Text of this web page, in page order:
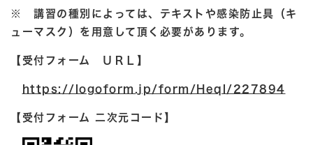
※ 講習の種別によっては、テキストや感染防止具（キ
ューマスク）を用意して頂く必要があります。
【受付フォーム ＵＲＬ】
https://logoform.jp/form/Heql/227894
【受付フォーム 二次元コード】